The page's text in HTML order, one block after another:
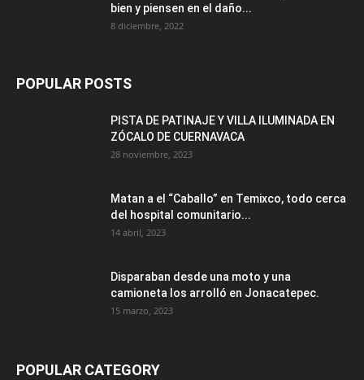
bien y piensen en el daño...
8 diciembre, 2022
POPULAR POSTS
PISTA DE PATINAJE Y VILLA ILUMINADA EN
ZÓCALO DE CUERNAVACA
28 noviembre, 2023
Matan a el “Caballo” en Temixco, todo cerca
del hospital comunitario...
14 abril, 2023
Disparaban desde una moto y una
camioneta los arrolló en Jonacatepec.
15 marzo, 2023
POPULAR CATEGORY